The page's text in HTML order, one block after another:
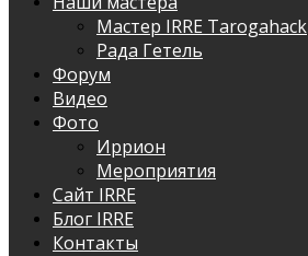
Мастер IRRE Tarogahack
Рада Гетель
Форум
Видео
Фото
Иррион
Мероприятия
Сайт IRRE
Блог IRRE
Контакты